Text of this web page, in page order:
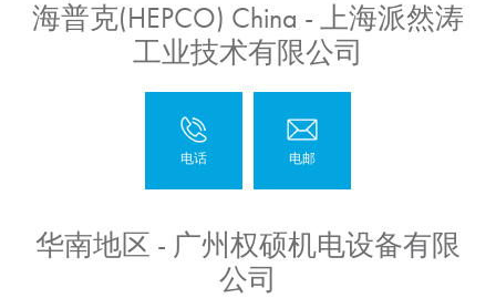
海普克(HEPCO) China - 上海派然涛
工业技术有限公司
华南地区 - 广州权硕机电设备有限
公司